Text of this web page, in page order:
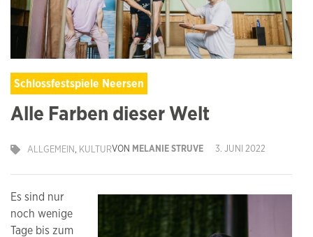
Schlossfestspiele Neersen
Alle Farben dieser Welt
VON MELANIE STRUVE 3. JUNI 2022
ALLGEMEIN, KULTUR
Es sind nur
noch wenige
Tage bis zum